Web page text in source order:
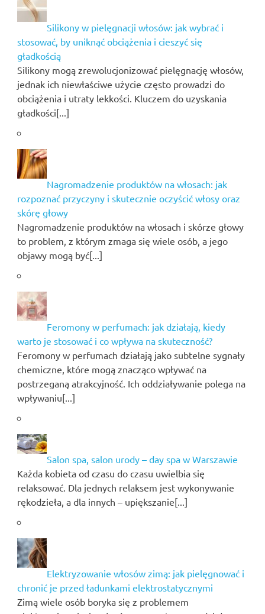
Silikony w pielęgnacji włosów: jak wybrać i
stosować, by uniknąć obciążenia i cieszyć się
gładkością
Silikony mogą zrewolucjonizować pielęgnację włosów,
jednak ich niewłaściwe użycie często prowadzi do
obciążenia i utraty lekkości. Kluczem do uzyskania
gładkości[...]
Nagromadzenie produktów na włosach: jak
rozpoznać przyczyny i skutecznie oczyścić włosy oraz
skórę głowy
Nagromadzenie produktów na włosach i skórze głowy
to problem, z którym zmaga się wiele osób, a jego
objawy mogą być[...]
Feromony w perfumach: jak działają, kiedy
warto je stosować i co wpływa na skuteczność?
Feromony w perfumach działają jako subtelne sygnały
chemiczne, które mogą znacząco wpływać na
postrzeganą atrakcyjność. Ich oddziaływanie polega na
wpływaniu[...]
Salon spa, salon urody – day spa w Warszawie
Każda kobieta od czasu do czasu uwielbia się
relaksować. Dla jednych relaksem jest wykonywanie
rękodzieła, a dla innych – upiększanie[...]
Elektryzowanie włosów zimą: jak pielęgnować i
chronić je przed ładunkami elektrostatycznymi
Zimą wiele osób boryka się z problemem